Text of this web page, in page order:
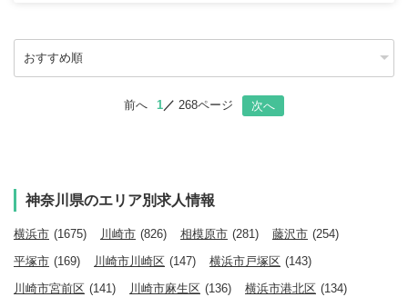
前へ 1 268ページ 次へ
神奈川県のエリア別求人情報
横浜市 (1675) 川崎市 (826) 相模原市 (281) 藤沢市 (254)
平塚市 (169) 川崎市川崎区 (147) 横浜市戸塚区 (143)
川崎市宮前区 (141) 川崎市麻生区 (136) 横浜市港北区 (134)